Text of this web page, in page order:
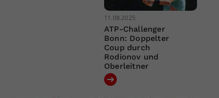
11.08.2025
ATP-Challenger
Bonn: Doppelter
Coup durch
Rodionov und
Oberleitner